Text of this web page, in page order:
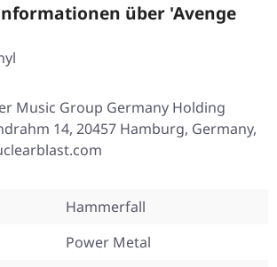
über 'Avenge
Music Group Germany Holding
14, 20457 Hamburg, Germany,
Hammerfall
Power Metal